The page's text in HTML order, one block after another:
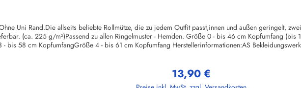
Uni Rand.Die allseits beliebte Rollmütze, die zu jedem Outfit passt,innen und außen geringelt,
(ca. 225 g/m²)Passend zu allen Ringelmuster - Hemden. Größe 0 - bis 46 cm Kopfumfang
bis 58 cm KopfumfangGröße 4 - bis 61 cm Kopfumfang Herstellerinformationen:AS
Regulärer Preis:
13,90 €